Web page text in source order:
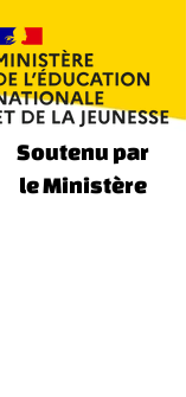
Soutenu par
le Ministère